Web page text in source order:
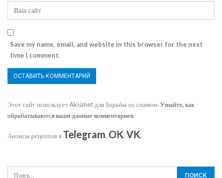
Save my name, email, and website in this browser for the next
time I comment.
Этот сайт использует Akismet для борьбы со спамом. Узнайте, как
обрабатываются ваши данные комментариев.
Анонсы рецептов в Telegram, OK, VK.